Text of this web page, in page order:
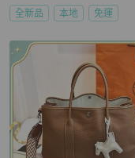
全新品 本地 免運